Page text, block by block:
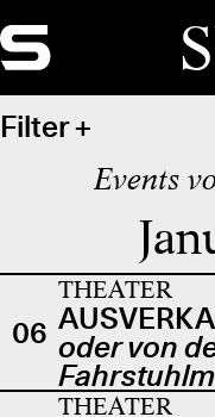
Filter
Events
06
THEATER
oder von
THEATER